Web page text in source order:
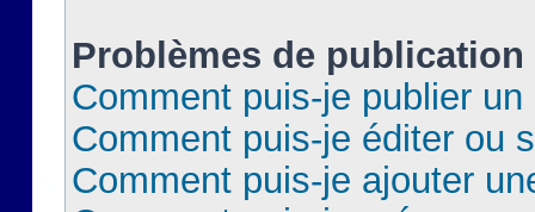
Problèmes de publication
Comment puis-je publier
Comment puis-je éditer ou
Comment puis-je ajouter